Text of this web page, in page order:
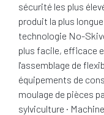
sécurité les plus
produit la plus
technologie No-
plus facile, efficace
l'assemblage de
équipements de
moulage de pièces
sylviculture ·